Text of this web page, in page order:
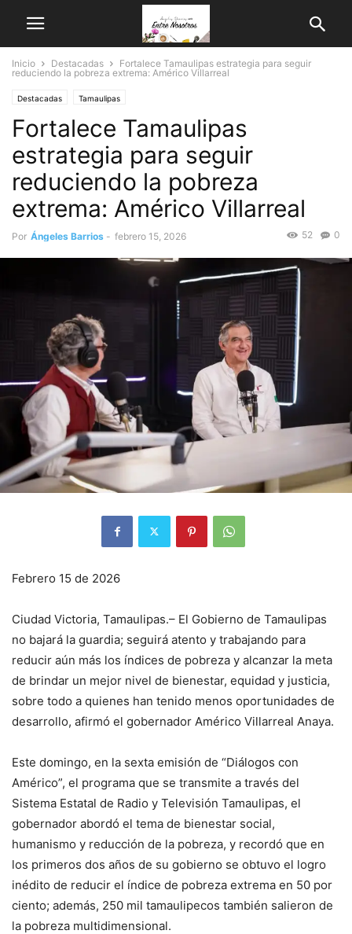
Inicio Destacadas
Fortalece Tamaulipas estrategia para seguir
reduciendo la pobreza extrema: Américo Villarreal
Destacadas Tamaulipas
Fortalece Tamaulipas
estrategia para seguir
reduciendo la pobreza
extrema: Américo Villarreal
Por Ángeles Barrios - febrero 15, 2026 0
52
Febrero 15 de 2026
Ciudad Victoria, Tamaulipas.– El Gobierno de Tamaulipas
no bajará la guardia; seguirá atento y trabajando para
reducir aún más los índices de pobreza y alcanzar la meta
de brindar un mejor nivel de bienestar, equidad y justicia,
sobre todo a quienes han tenido menos oportunidades de
desarrollo, afirmó el gobernador Américo Villarreal Anaya.
Este domingo, en la sexta emisión de “Diálogos con
Américo”, el programa que se transmite a través del
Sistema Estatal de Radio y Televisión Tamaulipas, el
gobernador abordó el tema de bienestar social,
humanismo y reducción de la pobreza, y recordó que en
los primeros dos años de su gobierno se obtuvo el logro
inédito de reducir el índice de pobreza extrema en 50 por
ciento; además, 250 mil tamaulipecos también salieron de
la pobreza multidimensional.